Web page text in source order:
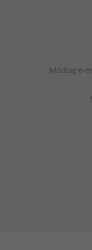
Modtag e-